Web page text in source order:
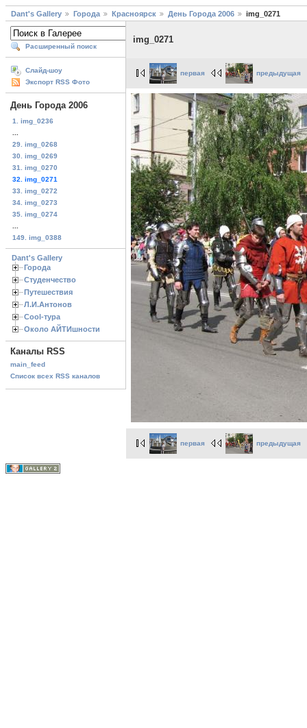
Dant's Gallery Города Красноярск День Города 2006 img_0271
Расширенный поиск
Слайд-шоу
Экспорт RSS Фото
День Города 2006
1. img_0236
29. img_0268
30. img_0269
31. img_0270
32. img_0271
33. img_0272
34. img_0273
35. img_0274
149. img_0388
Dant's Gallery
Города
Студенчество
Путешествия
Л.И.Антонов
Cool-тура
Около АЙТИшности
Каналы RSS
main_feed
Список всех RSS каналов
img_0271
первая предыдущая
первая предыдущая